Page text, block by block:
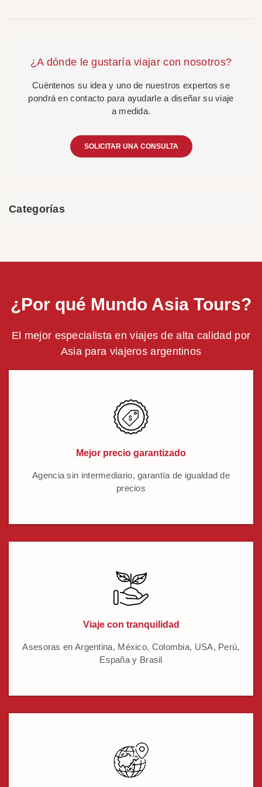
¿A dónde le gustaría viajar con nosotros?
Cuéntenos su idea y uno de nuestros expertos se
pondrá en contacto para ayudarle a diseñar su viaje
a medida.
SOLICITAR UNA CONSULTA
Categorías
¿Por qué Mundo Asia Tours?
El mejor especialista en viajes de alta calidad por
Asia para viajeros argentinos
Mejor precio garantizado
Agencia sin intermediario, garantía de igualdad de
precios
Viaje con tranquilidad
Asesoras en Argentina, México, Colombia, USA, Perú,
España y Brasil